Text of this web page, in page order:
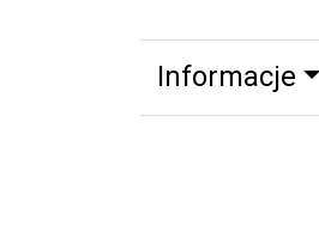
Informacje